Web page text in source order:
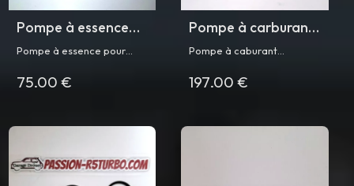
Pompe à essence
pour Super 5 GT
Pompe à essence pour
Super 5 GT Turbo phase 1
75.00 €
Pompe à carburant
haute pression pour
Pompe à caburant
Bosch pour Renault 5 Turbo
197.00 €